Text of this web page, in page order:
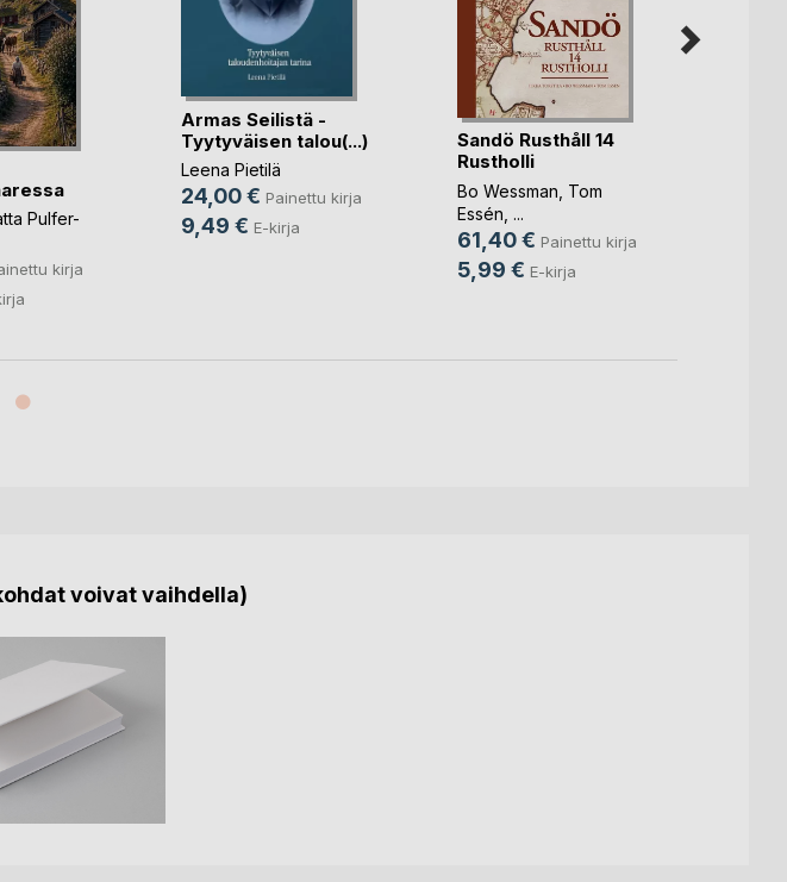
Pulfer-
kirja
Armas Seilistä -
Tyytyväisen talou(...)
Leena Pietilä
24,00 € Painettu kirja
9,49 € E-kirja
Sandö Rusthåll 14
Rustholli
Bo Wessman Tom
Essén , ...
61,40 € Painettu kirja
5,99 € E-kirja
voivat vaihdella)